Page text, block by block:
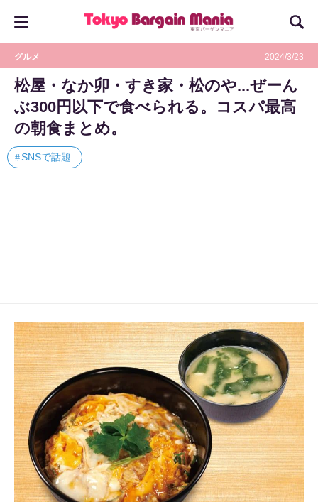
グルメ 2024/3/23
松屋・なか卯・すき家・松のや...ぜーん
ぶ300円以下で食べられる。コスパ最高
の朝食まとめ。
SNSで話題